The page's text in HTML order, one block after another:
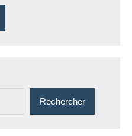
Rechercher